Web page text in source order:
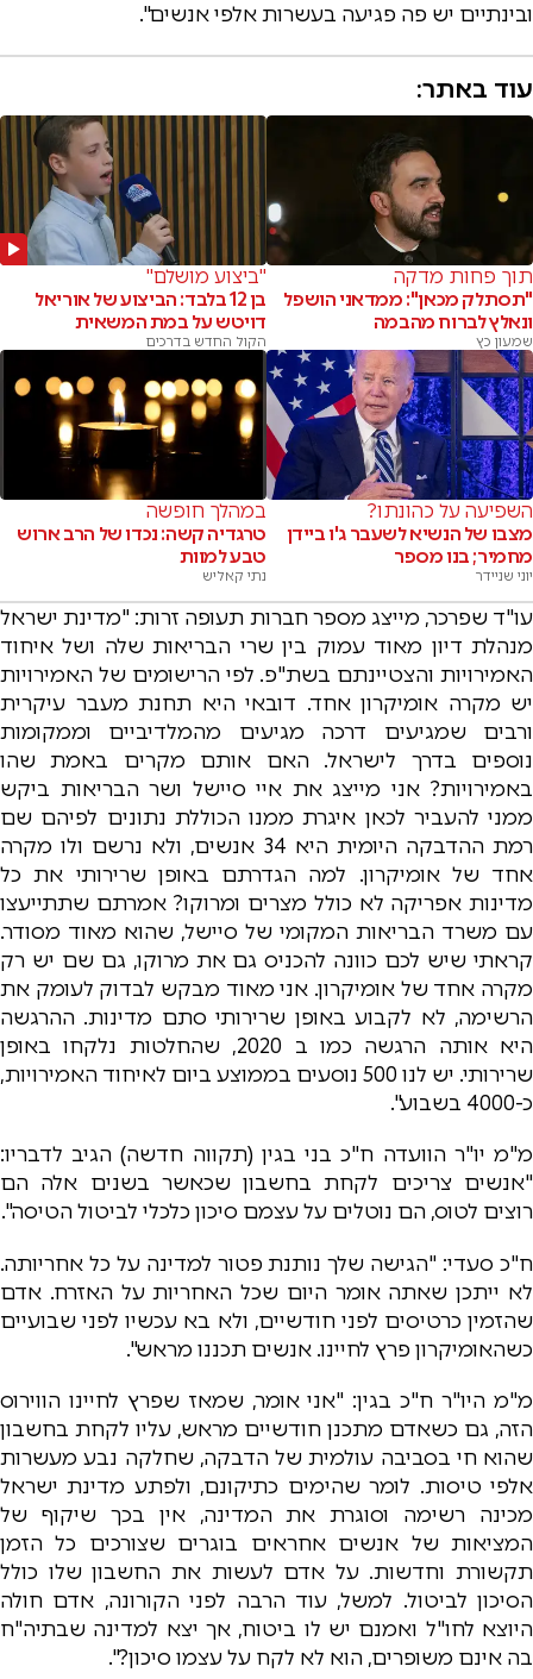
ובינתיים יש פה פגיעה בעשרות אלפי אנשים".
עוד באתר:
תוך פחות מדקה
"תסתלק מכאן": ממדאני הושפל
ונאלץ לברוח מהבמה
שמעון כץ
"ביצוע מושלם"
בן 12 בלבד: הביצוע של אוריאל
דויטש על במת המשאית
הקול החדש בדרכים
השפיעה על כהונתו?
מצבו של הנשיא לשעבר ג'ו ביידן
מחמיר; בנו מספר
יוני שניידר
במהלך חופשה
טרגדיה קשה: נכדו של הרב ארוש
טבע למוות
נתי קאליש
עו"ד שפרכר, מייצג מספר חברות תעופה זרות: "מדינת ישראל
מנהלת דיון מאוד עמוק בין שרי הבריאות שלה ושל איחוד
האמירויות והצטיינתם בשת"פ. לפי הרישומים של האמירויות
יש מקרה אומיקרון אחד. דובאי היא תחנת מעבר עיקרית
ורבים שמגיעים דרכה מגיעים מהמלדיביים וממקומות
נוספים בדרך לישראל. האם אותם מקרים באמת שהו
באמירויות? אני מייצג את איי סיישל ושר הבריאות ביקש
ממני להעביר לכאן איגרת ממנו הכוללת נתונים לפיהם שם
רמת ההדבקה היומית היא 34 אנשים, ולא נרשם ולו מקרה
אחד של אומיקרון. למה הגדרתם באופן שרירותי את כל
מדינות אפריקה לא כולל מצרים ומרוקו? אמרתם שתתייעצו
עם משרד הבריאות המקומי של סיישל, שהוא מאוד מסודר.
קראתי שיש לכם כוונה להכניס גם את מרוקו, גם שם יש רק
מקרה אחד של אומיקרון. אני מאוד מבקש לבדוק לעומק את
הרשימה, לא לקבוע באופן שרירותי סתם מדינות. ההרגשה
היא אותה הרגשה כמו ב 2020, שהחלטות נלקחו באופן
שרירותי. יש לנו 500 נוסעים בממוצע ביום לאיחוד האמירויות,
כ-4000 בשבוע".
מ"מ יו"ר הוועדה ח"כ בני בגין (תקווה חדשה) הגיב לדבריו:
"אנשים צריכים לקחת בחשבון שכאשר בשנים אלה הם
רוצים לטוס, הם נוטלים על עצמם סיכון כלכלי לביטול הטיסה".
ח"כ סעדי: "הגישה שלך נותנת פטור למדינה על כל אחריותה.
לא ייתכן שאתה אומר היום שכל האחריות על האזרח. אדם
שהזמין כרטיסים לפני חודשיים, ולא בא עכשיו לפני שבועיים
כשהאומיקרון פרץ לחיינו. אנשים תכננו מראש".
מ"מ היו"ר ח"כ בגין: "אני אומר, שמאז שפרץ לחיינו הווירוס
הזה, גם כשאדם מתכנן חודשיים מראש, עליו לקחת בחשבון
שהוא חי בסביבה עולמית של הדבקה, שחלקה נבע מעשרות
אלפי טיסות. לומר שהימים כתיקונם, ולפתע מדינת ישראל
מכינה רשימה וסוגרת את המדינה, אין בכך שיקוף של
המציאות של אנשים אחראים בוגרים שצורכים כל הזמן
תקשורת וחדשות. על אדם לעשות את החשבון שלו כולל
הסיכון לביטול. למשל, עוד הרבה לפני הקורונה, אדם חולה
היוצא לחו"ל ואמנם יש לו ביטוח, אך יצא למדינה שבתיה"ח
בה אינם משופרים, הוא לא לקח על עצמו סיכון?".